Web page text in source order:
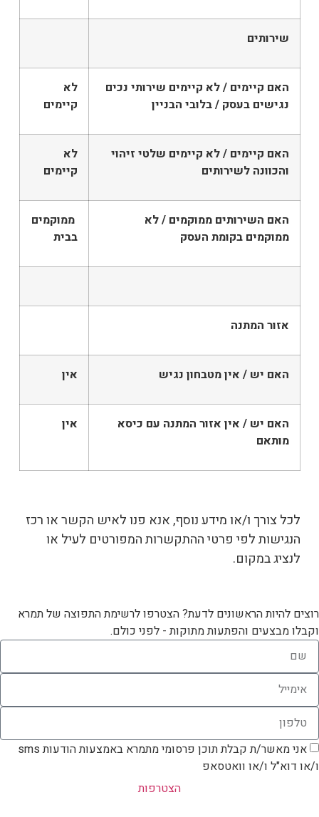
שירותים
האם קיימים / לא קיימים שירותי נכים
נגישים בעסק / בלובי הבניין
לא
קיימים
האם קיימים / לא קיימים שלטי זיהוי
והכוונה לשירותים
לא
קיימים
האם השירותים ממוקמים / לא
ממוקמים בקומת העסק
ממוקמים
בבית
אזור המתנה
האם יש / אין מטבחון נגיש אין
האם יש / אין אזור המתנה עם כיסא
מותאם
אין
לכל צורך ו/או מידע נוסף, אנא פנו לאיש הקשר או רכז
הנגישות לפי פרטי ההתקשרות המפורטים לעיל או
לנציג במקום.
רוצים להיות הראשונים לדעת? הצטרפו לרשימת התפוצה של תמרא
וקבלו מבצעים והפתעות מתוקות - לפני כולם.
אני מאשר/ת קבלת תוכן פרסומי מתמרא באמצעות הודעות sms
ו/או דוא"ל ו/או וואטסאפ
הצטרפות